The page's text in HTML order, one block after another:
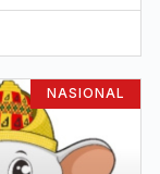
NASIONAL